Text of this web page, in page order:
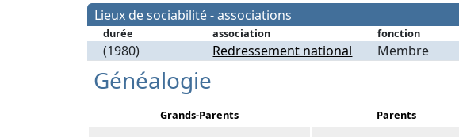
Lieux de sociabilité - associations
durée association fonction
(1980) Redressement national Membre
Généalogie
Grands-Parents Parents